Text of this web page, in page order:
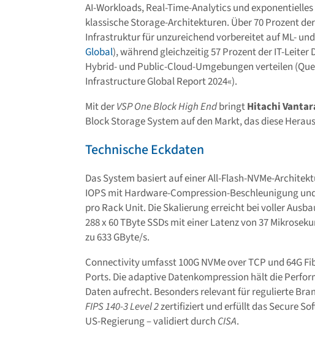
AI-Workloads, Real-Time-Analytics und
klassische Storage-Architekturen. Über 70 Prozent
Infrastruktur für unzureichend vorbereitet auf ML-
Global), während gleichzeitig 57 Prozent der IT-Leiter
Hybrid- und Public-Cloud-Umgebungen verteilen
Infrastructure Global Report 2024«).
Mit derVSP One Block High EndbringtHitachi
Block Storage System auf den Markt, das diese
Technische Eckdaten
Das System basiert auf einer All-Flash-NVMe-
IOPS mit Hardware-Compression-Beschleunigung
pro Rack Unit. Die Skalierung erreicht bei voller
288 x 60 TByte SSDs mit einer Latenz von 37
zu 633 GByte/s.
Connectivity umfasst 100G NVMe over TCP und 64G
Ports. Die adaptive Datenkompression hält die
Daten aufrecht. Besonders relevant für regulierte
FIPS 140-3 Level 2zertifiziert und erfüllt das Secure
US-Regierung – validiert durch CISA.